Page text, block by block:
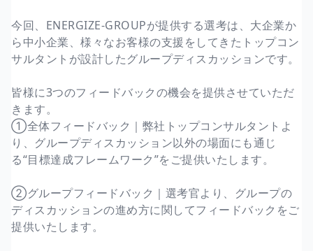
今回、ENERGIZE-GROUPが提供する選考は、大企業か
ら中小企業、様々なお客様の支援をしてきたトップコン
サルタントが設計したグループディスカッションです。
皆様に3つのフィードバックの機会を提供させていただ
きます。
①全体フィードバック｜弊社トップコンサルタントよ
り、グループディスカッション以外の場面にも通じ
る“目標達成フレームワーク”をご提供いたします。
②グループフィードバック｜選考官より、グループの
ディスカッションの進め方に関してフィードバックをご
提供いたします。